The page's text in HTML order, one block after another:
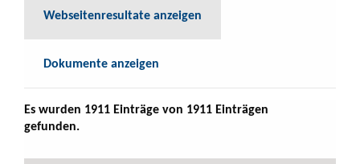
Webseitenresultate anzeigen
Dokumente anzeigen
Es wurden 1911 Einträge von 1911 Einträgen
gefunden.